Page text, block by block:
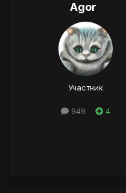
Agor
Участник
949 4